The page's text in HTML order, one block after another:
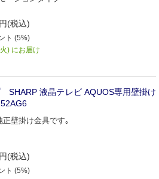
円(税込)
ト (5%)
) にお届け
SHARP 液晶テレビ AQUOS専用壁掛け
正壁掛け金具です｡
円(税込)
ト (5%)